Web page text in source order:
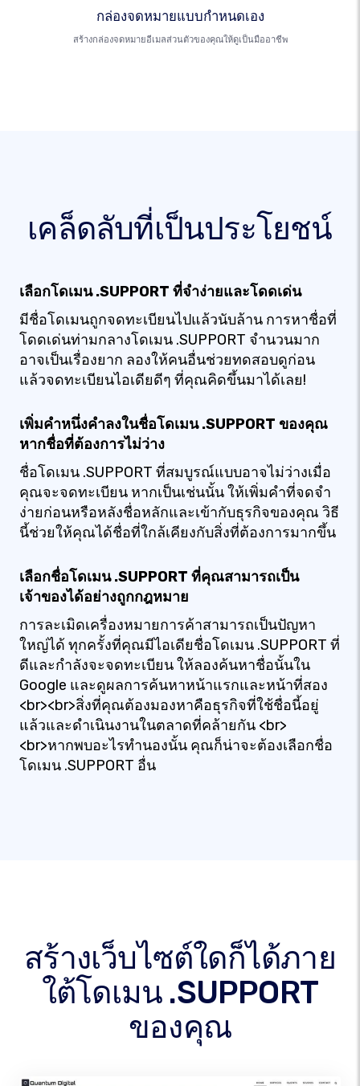
กล่องจดหมายแบบกำหนดเอง
สร้างกล่องจดหมายอีเมลส่วนตัวของคุณให้ดูเป็นมืออาชีพ
เคล็ดลับที่เป็นประโยชน์
เลือกโดเมน .SUPPORT ที่จำง่ายและโดดเด่น
มีชื่อโดเมนถูกจดทะเบียนไปแล้วนับล้าน การหาชื่อที่
โดดเด่นท่ามกลางโดเมน .SUPPORT จำนวนมาก
อาจเป็นเรื่องยาก ลองให้คนอื่นช่วยทดสอบดูก่อน
แล้วจดทะเบียนไอเดียดีๆ ที่คุณคิดขึ้นมาได้เลย!
เพิ่มคำหนึ่งคำลงในชื่อโดเมน .SUPPORT ของคุณ
หากชื่อที่ต้องการไม่ว่าง
ชื่อโดเมน .SUPPORT ที่สมบูรณ์แบบอาจไม่ว่างเมื่อ
คุณจะจดทะเบียน หากเป็นเช่นนั้น ให้เพิ่มคำที่จดจำ
ง่ายก่อนหรือหลังชื่อหลักและเข้ากับธุรกิจของคุณ วิธี
นี้ช่วยให้คุณได้ชื่อที่ใกล้เคียงกับสิ่งที่ต้องการมากขึ้น
เลือกชื่อโดเมน .SUPPORT ที่คุณสามารถเป็น
เจ้าของได้อย่างถูกกฎหมาย
การละเมิดเครื่องหมายการค้าสามารถเป็นปัญหา
ใหญ่ได้ ทุกครั้งที่คุณมีไอเดียชื่อโดเมน .SUPPORT ที่
ดีและกำลังจะจดทะเบียน ให้ลองค้นหาชื่อนั้นใน
Google และดูผลการค้นหาหน้าแรกและหน้าที่สอง
<br><br>สิ่งที่คุณต้องมองหาคือธุรกิจที่ใช้ชื่อนี้อยู่
แล้วและดำเนินงานในตลาดที่คล้ายกัน <br>
<br>หากพบอะไรทำนองนั้น คุณก็น่าจะต้องเลือกชื่อ
โดเมน .SUPPORT อื่น
สร้างเว็บไซต์ใดก็ได้ภาย
ใต้โดเมน .SUPPORT
ของคุณ